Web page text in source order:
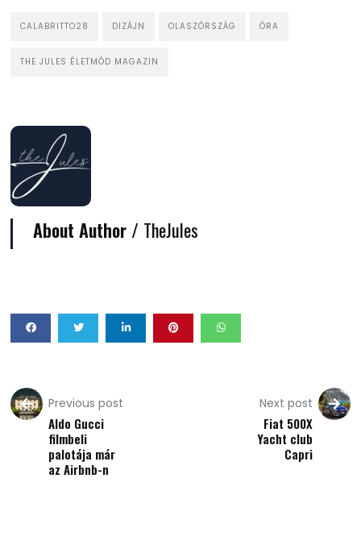
CALABRITTO28 DIZÁJN OLASZÓRSZÁG ÓRA
THE JULES ÉLETMÓD MAGAZIN
About Author / TheJules
Previous post
Aldo Gucci
filmbeli
palotája már
az Airbnb-n
Next post
Fiat 500X
Yacht club
Capri